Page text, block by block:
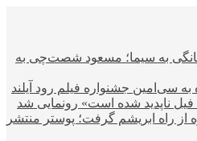
به سیما؛ مسعود شصت‌چی به
ناپدید شده است» رونمایی شد
«مینا» ۲ جایزه از راه ابریشم گرفت؛ پوستر منتشر